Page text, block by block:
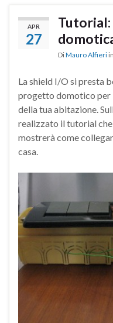
APR
27
Tutorial:
DiMauro Alfieri in
La shield I/O si presta
progetto domotico per
della tua abitazione.
realizzato il tutorial
mostrerà come
casa.